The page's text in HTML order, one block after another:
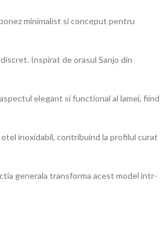
minimalist si conceput pentru
Inspirat de orasul Sanjo din
elegant si functional al lamei, fiind
inoxidabil, contribuind la profilul curat
generala transforma acest model intr-